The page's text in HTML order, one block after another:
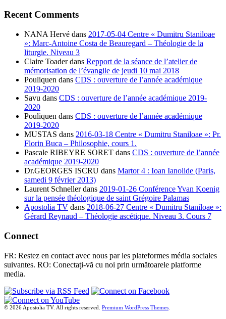
Recent Comments
NANA Hervé dans 2017-05-04 Centre « Dumitru Staniloae
»: Marc-Antoine Costa de Beauregard – Théologie de la
liturgie. Niveau 3
Claire Toaderdans Repport de la séance de l’atelier de
mémorisation de l’évangile de jeudi 10 mai 2018
Pouliquen dans CDS : ouverture de l’année académique
2019-2020
Savu dans CDS : ouverture de l’année académique 2019-
2020
Pouliquen dans CDS : ouverture de l’année académique
2019-2020
MUSTAS dans 2016-03-18 Centre « Dumitru Staniloae »: Pr.
Florin Buca – Philosophie, cours 1.
Pascale RIBEYRE SORET dans CDS : ouverture de l’année
académique 2019-2020
Dr.GEORGES ISCRU dans Martor 4 : Ioan Ianolide (Paris,
samedi 9 février 2013)
Laurent Schnellerdans 2019-01-26 Conférence Yvan Koenig
sur la pensée théologique de saint Grégoire Palamas
Apostolia TV dans 2018-06-27 Centre « Dumitru Staniloae »:
Gérard Reynaud – Théologie ascétique. Niveau 3. Cours 7
Connect
FR: Restez en contact avec nous par les plateformes média sociales
suivantes. RO: Conectați-vă cu noi prin următoarele platforme
media.
© 2026 Apostolia TV. All rights reserved. Premium WordPress Themes